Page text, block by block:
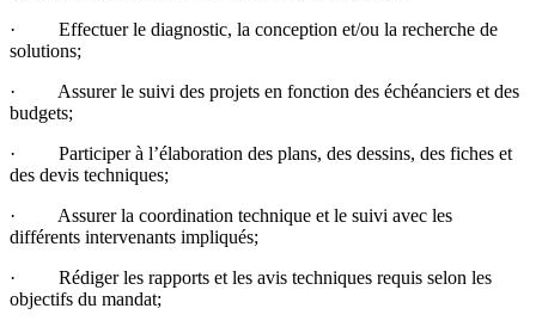
· Effectuer le diagnostic, la conception et/ou la recherche de
solutions;
· Assurer le suivi des projets en fonction des échéanciers et des
budgets;
· Participer à l’élaboration des plans, des dessins, des fiches et
des devis techniques;
· Assurer la coordination technique et le suivi avec les
différents intervenants impliqués;
· Rédiger les rapports et les avis techniques requis selon les
objectifs du mandat;